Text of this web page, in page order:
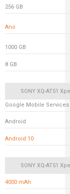
256 GB
Ano
1000 GB
8 GB
SONY XQ-AT51
Google Mobile Services
Android
Android 10
SONY XQ-AT51
4000 mAh